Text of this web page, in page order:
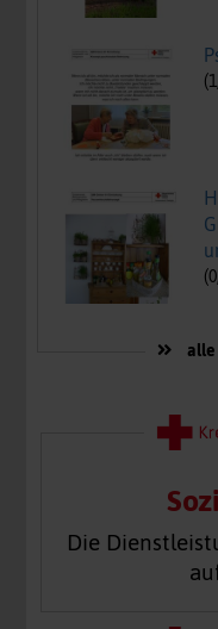
(
(
alle
Die